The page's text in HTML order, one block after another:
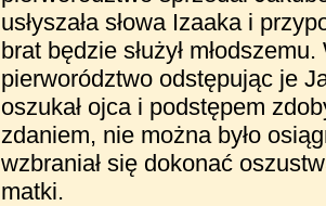
usłyszała słowa Izaaka i
brat będzie służył
pierworództwo odstępując je
oszukał ojca i podstępem
zdaniem, nie można było
wzbraniał się dokonać
matki.